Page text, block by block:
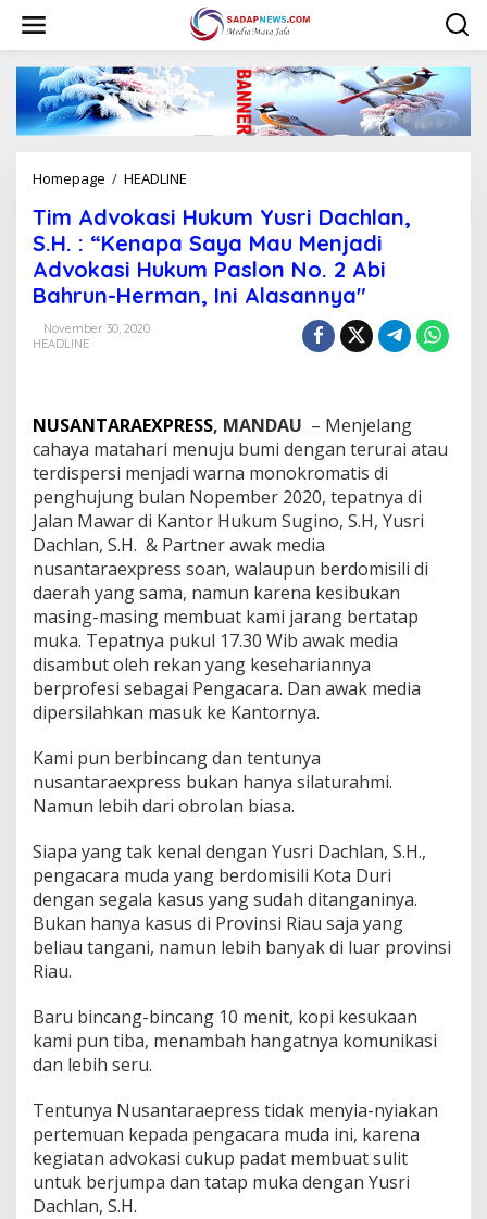
w
Homepage / HEADLINE
m
A
d
v
o
k
u
m
Y
u
s
r
i
D
a
c
h
l
a
n
.
H
.
“
K
e
n
a
p
y
a
M
e
n
j
Tim Advokasi Hukum Yusri Dachlan,
S.H. : “Kenapa Saya Mau Menjadi
Advokasi Hukum Paslon No. 2 Abi
Bahrun-Herman, Ini Alasannya"
November 30, 2020
HEADLINE
NUSANTARAEXPRESS, MANDAU – Menjelang
cahaya matahari menuju bumi dengan terurai atau
terdispersi menjadi warna monokromatis di
penghujung bulan Nopember 2020, tepatnya di
Jalan Mawar di Kantor Hukum Sugino, S.H, Yusri
Dachlan, S.H. & Partner awak media
nusantaraexpress soan, walaupun berdomisili di
daerah yang sama, namun karena kesibukan
masing-masing membuat kami jarang bertatap
muka. Tepatnya pukul 17.30 Wib awak media
disambut oleh rekan yang kesehariannya
berprofesi sebagai Pengacara. Dan awak media
dipersilahkan masuk ke Kantornya.
Kami pun berbincang dan tentunya
nusantaraexpress bukan hanya silaturahmi.
Namun lebih dari obrolan biasa.
Siapa yang tak kenal dengan Yusri Dachlan, S.H.,
pengacara muda yang berdomisili Kota Duri
dengan segala kasus yang sudah ditanganinya.
Bukan hanya kasus di Provinsi Riau saja yang
beliau tangani, namun lebih banyak di luar provinsi
Riau.
Baru bincang-bincang 10 menit, kopi kesukaan
kami pun tiba, menambah hangatnya komunikasi
dan lebih seru.
Tentunya Nusantaraepress tidak menyia-nyiakan
pertemuan kepada pengacara muda ini, karena
kegiatan advokasi cukup padat membuat sulit
untuk berjumpa dan tatap muka dengan Yusri
Dachlan, S.H.